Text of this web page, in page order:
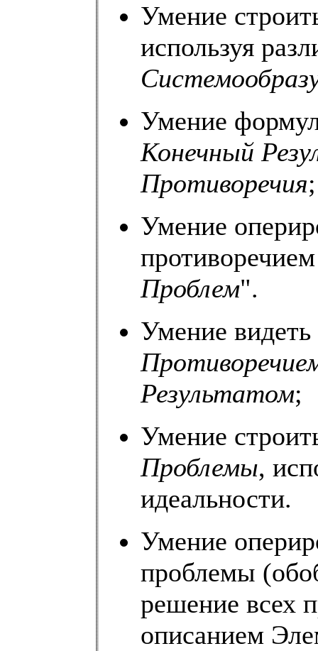
Умение
используя
Умение
Конечный
Противоречия;
Умение
Проблем".
Умение
Результатом;
Умение
Проблемы,
идеальности.
Умение
проблемы
решение всех
описанием